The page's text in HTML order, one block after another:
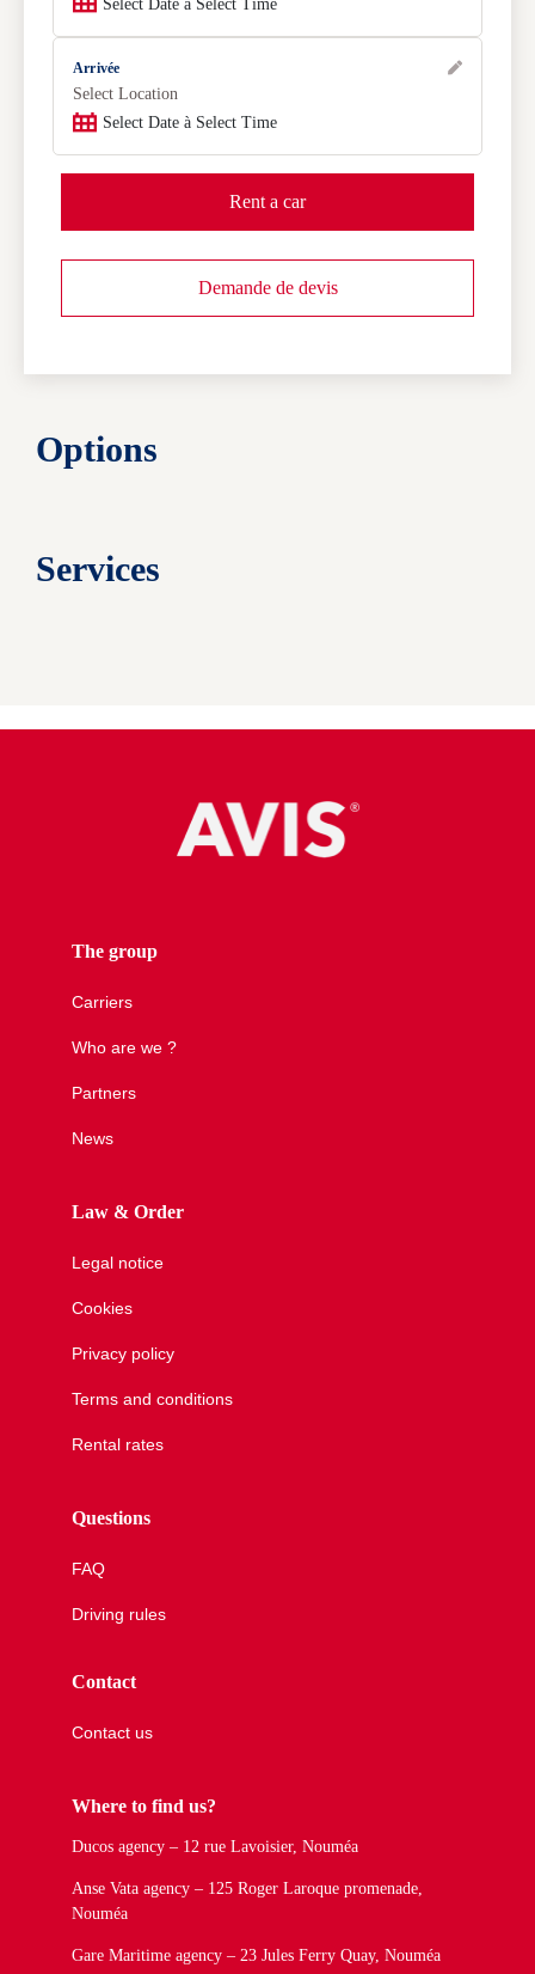
Options
Services
Select Date à Select Time
Arrivée
Select Location
Select Date à Select Time
Rent a car
Demande de devis
The group
Carriers
Who are we ?
Partners
News
Law & Order
Legal notice
Cookies
Privacy policy
Terms and conditions
Rental rates
Questions
FAQ
Driving rules
Contact
Contact us
Where to find us?
Ducos agency – 12 rue Lavoisier, Nouméa
Anse Vata agency – 125 Roger Laroque promenade,
Nouméa
Gare Maritime agency – 23 Jules Ferry Quay, Nouméa